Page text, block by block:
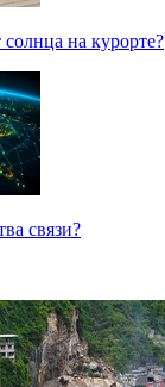
на курорте?
связи?